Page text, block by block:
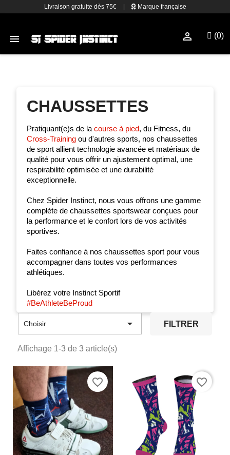
Livraison gratuite dès 75€ Marque française
 (0)

CHAUSSETTES
Pratiquant(e)s de la course à pied, du Fitness, du
Cross-Trainingou d'autres sports, nos chaussettes
de sport allient technologie avancée et matériaux de
qualité pour vous offrir un ajustement optimal, une
respirabilité optimisée et une durabilité
exceptionnelle.
Chez Spider Instinct, nous vous offrons une gamme
complète de chaussettes sportswear conçues pour
la performance et le confort lors de vos activités
sportives.
Faites confiance à nos chaussettes sport pour vous
accompagner dans toutes vos performances
athlétiques.
Libérez votre Instinct Sportif
#BeAthleteBeProud
Choisir  FILTRER
Affichage 1-3 de 3 article(s)
favorite_border favorite_border